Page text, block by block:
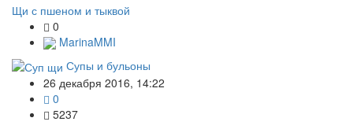
Щи с пшеном и тыквой
0
MarinaMMI
Супы и бульоны
26 декабря 2016, 14:22
0
5237